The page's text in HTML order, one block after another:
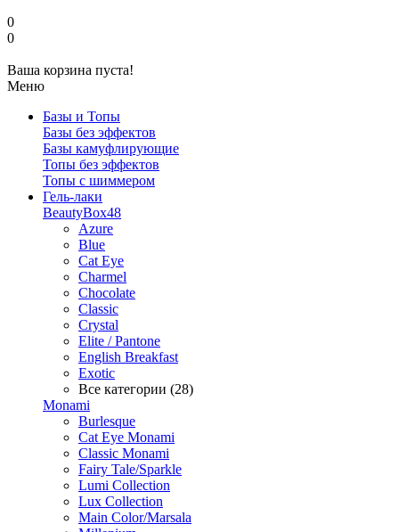
0
0
Ваша корзина пуста!
Меню
Базы и Топы
Базы без эффектов
Базы камуфлирующие
Топы без эффектов
Топы с шиммером
Гель-лаки
BeautyBox48
Azure
Blue
Cat Eye
Charmel
Chocolate
Classic
Crystal
Elite / Pantone
English Breakfast
Exotic
Все категории (28)
Monami
Burlesque
Cat Eye Monami
Classic Monami
Fairy Tale/Sparkle
Lumi Collection
Lux Collection
Main Color/Marsala